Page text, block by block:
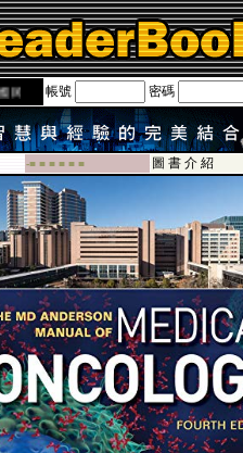
卡！！
帳號 密碼
-■ ■ ■ ■ ■ ■ 圖 書 介 紹